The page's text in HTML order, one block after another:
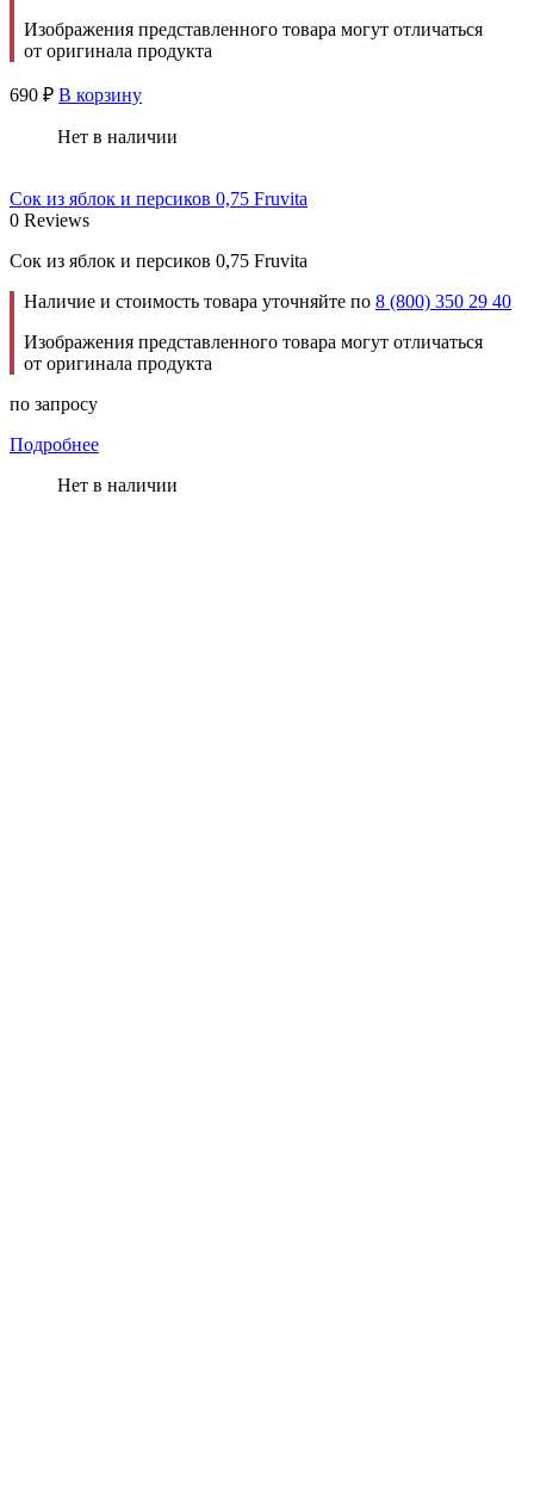
Изображения представленного товара могут отличаться
от оригинала продукта
690 ₽ В корзину
Нет в наличии
Сок из яблок и персиков 0,75 Fruvita
0 Reviews
Сок из яблок и персиков 0,75 Fruvita
Наличие и стоимость товара уточняйте по 8 (800) 350 29 40
Изображения представленного товара могут отличаться
от оригинала продукта
по запросу
Подробнее
Нет в наличии